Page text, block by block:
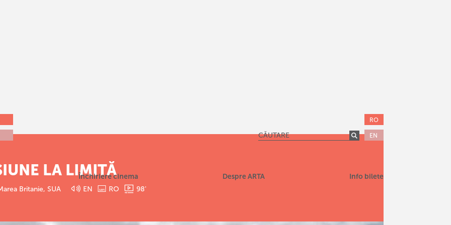
RO
EN
Închiriere cinema Despre ARTA Info bilete
LA LIMITĂ
Britanie, SUA EN RO 98'